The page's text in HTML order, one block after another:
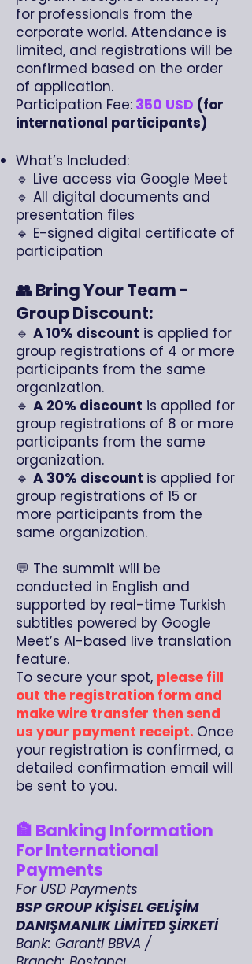
for professionals from the
corporate world. Attendance is
limited, and registrations will be
confirmed based on the order
of application.
Participation Fee: 350 USD (for
international participants)
What’s Included:
🔹 Live access via Google Meet
🔹 All digital documents and
presentation files
🔹 E-signed digital certificate of
participation
👥 Bring Your Team -
Group Discount:
🔹 A 10% discount is applied for
group registrations of 4 or more
participants from the same
organization.​
🔹 A 20% discount is applied for
group registrations of 8 or more
participants from the same
organization.​
🔹 A 30% discount is applied for
group registrations of 15 or
more participants from the
same organization.
💬 The summit will be
conducted in English and
supported by real-time Turkish
subtitles powered by Google
Meet’s AI-based live translation
feature.
To secure your spot, please fill
out the registration form and
make wire transfer then send
us your payment receipt. Once
your registration is confirmed, a
detailed confirmation email will
be sent to you.
🏦 Banking Information
For International
Payments
For USD Payments
BSP GROUP KİŞİSEL GELİŞİM
DANIŞMANLIK LİMİTED ŞİRKETİ
Bank: Garanti BBVA /